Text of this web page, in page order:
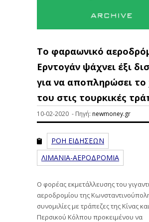
Το φαραωνικό
Ερντογάν ψάχνει έξι
για να αποπληρώσει το
του στις τουρκικές
10-02-2020 - Πηγή: newmoney.gr
ΡΟΗ ΕΙΔΗΣΕΩΝ
ΛΙΜΑΝΙΑ-ΑΕΡΟΔΡΟΜΙΑ
Ο φορέας εκμετάλλευσης του
αεροδρομίου της
συνομιλίες με τράπεζες της Κίνας
Περσικού Κόλπου προκειμένου να